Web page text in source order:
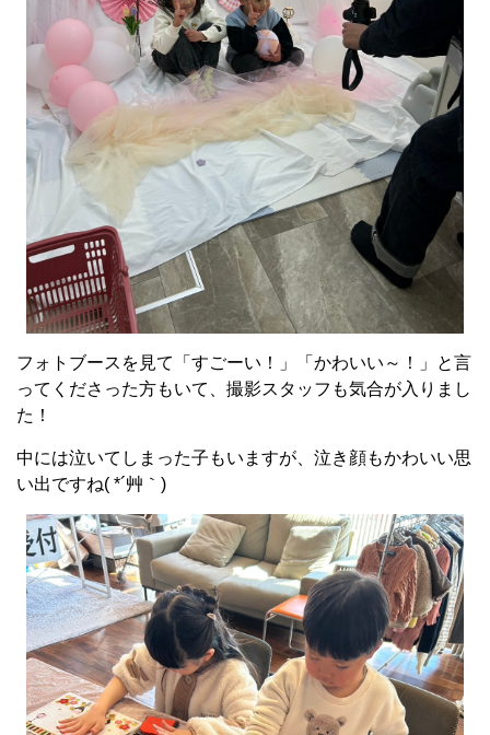
フォトブースを見て「すごーい！」「かわいい～！」と言
ってくださった方もいて、撮影スタッフも気合が入りまし
た！
中には泣いてしまった子もいますが、泣き顔もかわいい思
い出ですね( *´艸｀)